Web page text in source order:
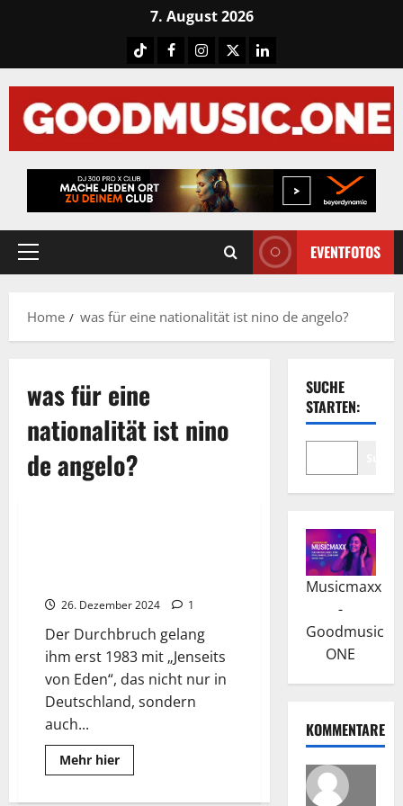
7. August 2026
TiktokFacebook
Instagram
X LinkedIN
Primary
EVENTFOTOS
Home was für eine nationalität ist nino de angelo?
was für eine
nationalität ist nino
de angelo?
26. Dezember 2024 1
Der Durchbruch gelang
ihm erst 1983 mit „Jenseits
von Eden“, das nicht nur in
Deutschland, sondern
auch...
Mehr hierRead
more
SUCHE
STARTEN:
Musicmaxx
-
Goodmusic
ONE
KOMMENTARE